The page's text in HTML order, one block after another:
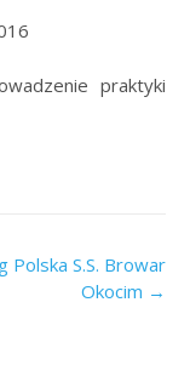
praktyki
Polska S.S. Browar
Okocim →